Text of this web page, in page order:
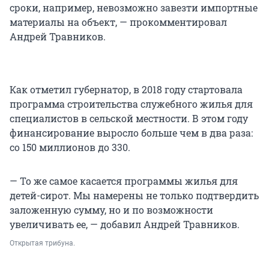
сроки, например, невозможно завезти импортные
материалы на объект, — прокомментировал
Андрей Травников.
Как отметил губернатор, в 2018 году стартовала
программа строительства служебного жилья для
специалистов в сельской местности. В этом году
финансирование выросло больше чем в два раза:
со 150 миллионов до 330.
— То же самое касается программы жилья для
детей-сирот. Мы намерены не только подтвердить
заложенную сумму, но и по возможности
увеличивать ее, — добавил Андрей Травников.
Открытая трибуна.